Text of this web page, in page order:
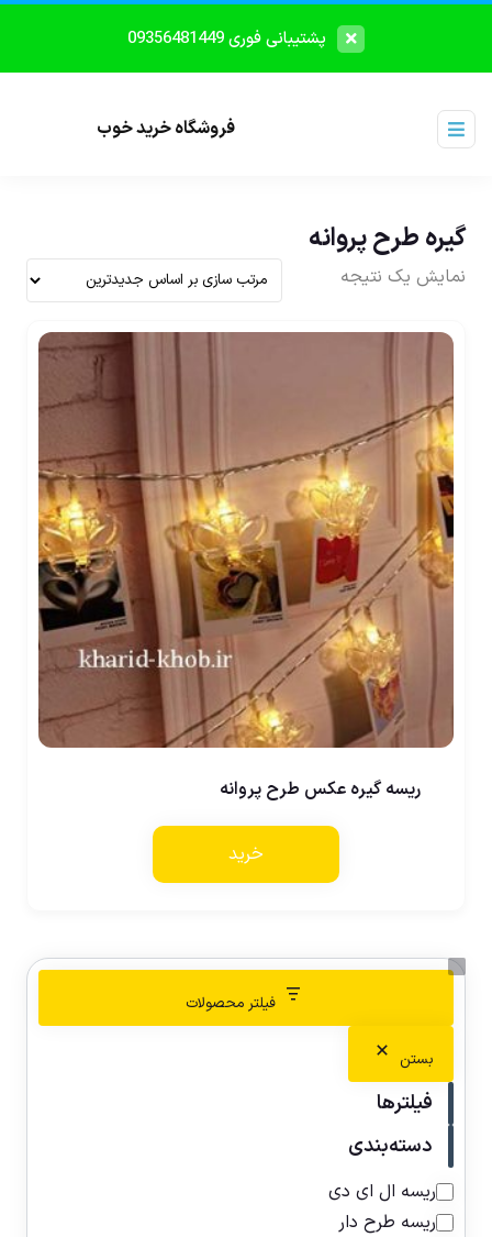
پشتیبانی فوری 09356481449
فروشگاه خرید خوب
گیره طرح پروانه
نمایش یک نتیجه
ریسه گیره عکس طرح پروانه
خرید
فیلتر محصولات
بستن
فیلترها
دسته‌بندی
ریسه ال ای دی
ریسه طرح دار